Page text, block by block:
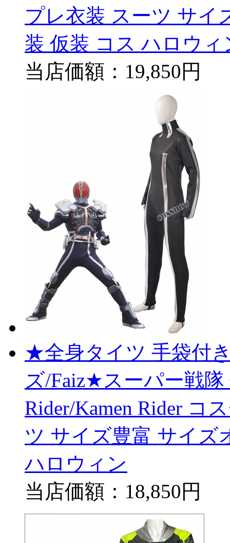
プレ衣装 スーツ サイ
装 仮装 コス ハロウィ
当店価額： 19,850円
★全身タイツ 手袋付
ズ/Faiz★スーパー戦隊
Rider/Kamen Rider コ
ツ サイズ豊富 サイズ
ハロウィン
当店価額： 18,850円